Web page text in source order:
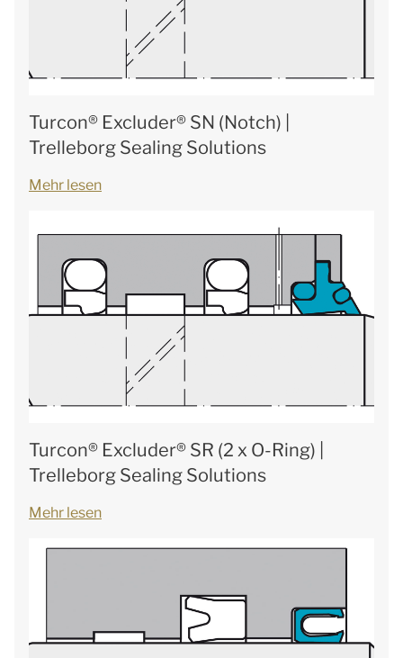
Turcon® Excluder® SN (Notch) |
Trelleborg Sealing Solutions
Mehr lesen
Turcon® Excluder® SR (2 x O-Ring) |
Trelleborg Sealing Solutions
Mehr lesen